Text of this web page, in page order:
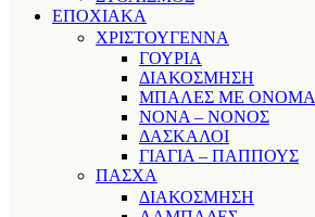
ΕΠΟΧΙΑΚΑ
ΧΡΙΣΤΟΥΓΕΝΝΑ
ΓΟΥΡΙΑ
ΔΙΑΚΟΣΜΗΣΗ
ΜΠΑΛΕΣ ΜΕ ΟΝΟΜΑ
ΝΟΝΑ – ΝΟΝΟΣ
ΔΑΣΚΑΛΟΙ
ΓΙΑΓΙΑ – ΠΑΠΠΟΥΣ
ΠΑΣΧΑ
ΔΙΑΚΟΣΜΗΣΗ